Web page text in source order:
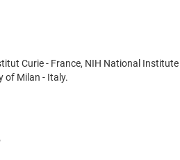
Curie - France, NIH National
of Milan - Italy.